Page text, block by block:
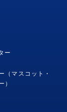
ー
（マスコット・
）